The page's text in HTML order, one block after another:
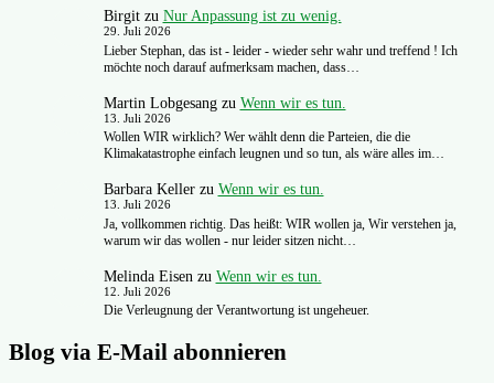
Birgitzu Nur Anpassung ist zu wenig.
29. Juli 2026
Lieber Stephan, das ist - leider - wieder sehr wahr und treffend ! Ich
möchte noch darauf aufmerksam machen, dass…
Martin Lobgesangzu Wenn wir es tun.
13. Juli 2026
Wollen WIR wirklich? Wer wählt denn die Parteien, die die
Klimakatastrophe einfach leugnen und so tun, als wäre alles im…
Barbara Kellerzu Wenn wir es tun.
13. Juli 2026
Ja, vollkommen richtig. Das heißt: WIR wollen ja, Wir verstehen ja,
warum wir das wollen - nur leider sitzen nicht…
Melinda Eisen zu Wenn wir es tun.
12. Juli 2026
Die Verleugnung der Verantwortung ist ungeheuer.
Blog via E-Mail abonnieren